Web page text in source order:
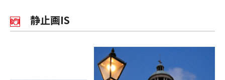
静止画IS